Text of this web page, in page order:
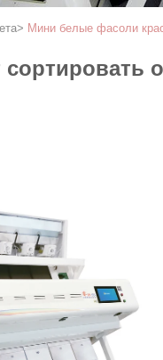
> Мини белые фасоли